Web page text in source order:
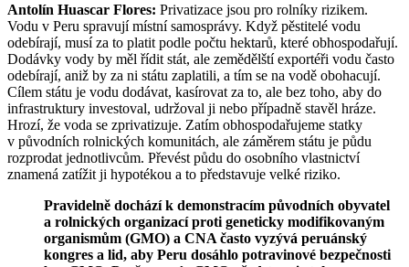
Antolín Huascar Flores: Privatizace jsou pro rolníky rizikem.
Vodu v Peru spravují místní samosprávy. Když pěstitelé vodu
odebírají, musí za to platit podle počtu hektarů, které obhospodařují.
Dodávky vody by měl řídit stát, ale zemědělští exportéři vodu často
odebírají, aniž by za ni státu zaplatili, a tím se na vodě obohacují.
Cílem státu je vodu dodávat, kasírovat za to, ale bez toho, aby do
infrastruktury investoval, udržoval ji nebo případně stavěl hráze.
Hrozí, že voda se zprivatizuje. Zatím obhospodařujeme statky
v původních rolnických komunitách, ale záměrem státu je půdu
rozprodat jednotlivcům. Převést půdu do osobního vlastnictví
znamená zatížit ji hypotékou a to představuje velké riziko.
Pravidelně dochází k demonstracím původních obyvatel
a rolnických organizací proti geneticky modifikovaným
organismům (GMO) a CNA často vyzývá peruánský
kongres a lid, aby Peru dosáhlo potravinové bezpečnosti